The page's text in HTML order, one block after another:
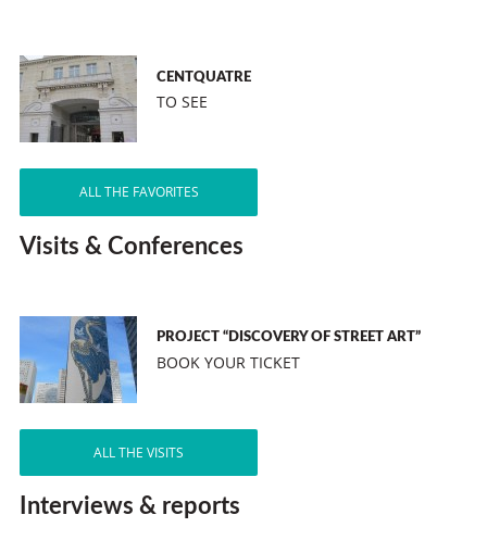
CENTQUATRE
TO SEE
ALL THE FAVORITES
Visits & Conferences
PROJECT “DISCOVERY OF STREET ART”
BOOK YOUR TICKET
ALL THE VISITS
Interviews & reports